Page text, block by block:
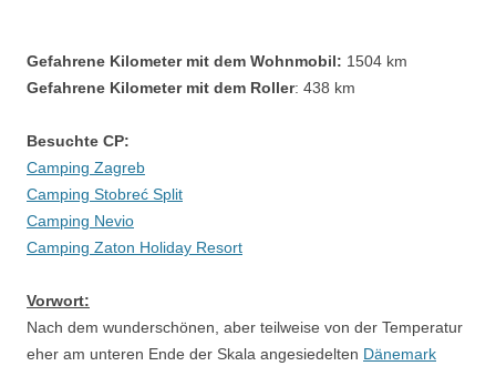
Gefahrene Kilometer mit dem Wohnmobil: 1504 km
Gefahrene Kilometer mit dem Roller: 438 km
Besuchte CP:
Camping Zagreb
Camping Stobreć Split
Camping Nevio
Camping Zaton Holiday Resort
Vorwort:
Nach dem wunderschönen, aber teilweise von der Temperatur
eher am unteren Ende der Skala angesiedelten Dänemark